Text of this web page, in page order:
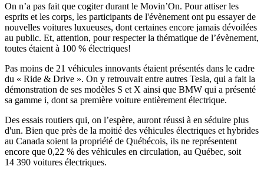
On n’a pas fait que cogiter durant le Movin’On. Pour attiser les
esprits et les corps, les participants de l'évènement ont pu essayer de
nouvelles voitures luxueuses, dont certaines encore jamais dévoilées
au public. Et, attention, pour respecter la thématique de l’évènement,
toutes étaient à 100 % électriques!
Pas moins de 21 véhicules innovants étaient présentés dans le cadre
du « Ride & Drive ». On y retrouvait entre autres Tesla, qui a fait la
démonstration de ses modèles S et X ainsi que BMW qui a présenté
sa gamme i, dont sa première voiture entièrement électrique.
Des essais routiers qui, on l’espère, auront réussi à en séduire plus
d'un. Bien que près de la moitié des véhicules électriques et hybrides
au Canada soient la propriété de Québécois, ils ne représentent
encore que 0,22 % des véhicules en circulation, au Québec, soit
14 390 voitures électriques.